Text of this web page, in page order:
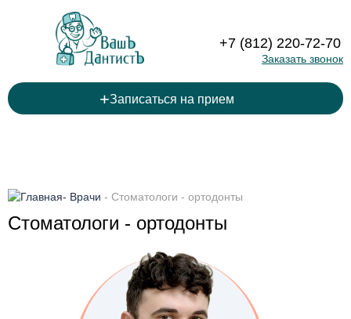
+7 (812) 220-72-70
Заказать звонок
+Записаться на прием
- Врачи - Стоматологи - ортодонты
Стоматологи - ортодонты